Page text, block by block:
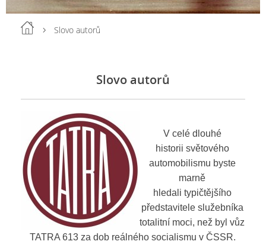
Slovo autorů
Slovo autorů
V celé dlouhé
historii světového
automobilismu byste
marně
hledali typičtějšího
představitele služebníka
totalitní moci, než byl vůz
TATRA 613 za dob reálného socialismu v ČSSR.